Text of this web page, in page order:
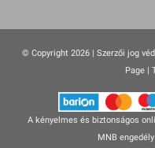
© Copyright 2026 | Szerzői jog
Page|
A kényelmes és biztonságos
MNB